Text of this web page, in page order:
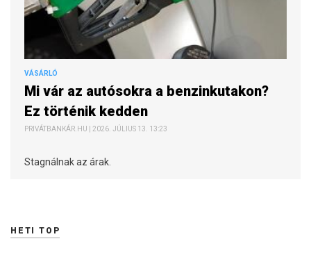
VÁSÁRLÓ
Mi vár az autósokra a benzinkutakon?
Ez történik kedden
PRIVÁTBANKÁR.HU | 2026. JÚLIUS 13. 13:23
Stagnálnak az árak.
HETI TOP